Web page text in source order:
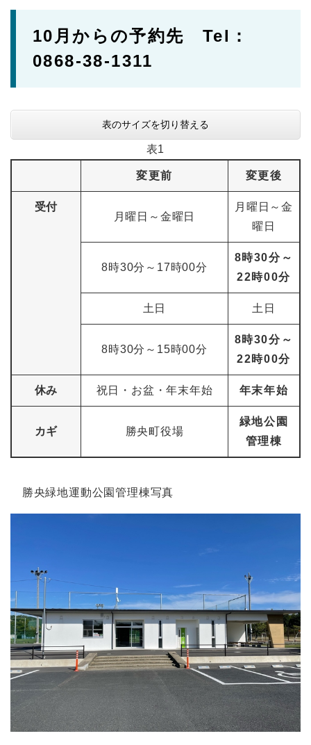
10月からの予約先 Tel：
0868-38-1311
表のサイズを切り替える
表1
変更前 変更後
受付
月曜日～金曜日
月曜日～金
曜日
8時30分～17時00分
8時30分～
22時00分
土日 土日
8時30分～15時00分
8時30分～
22時00分
休み 祝日・お盆・年末年始 年末年始
カギ 勝央町役場
緑地公園
管理棟
勝央緑地運動公園管理棟写真